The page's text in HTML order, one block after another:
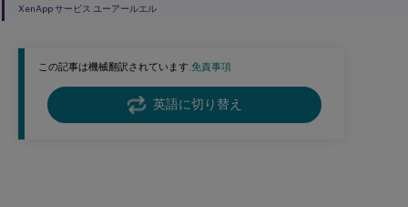
この記事は機械翻訳されています.免責事項
英語に切り替え
XenApp サービス ユーアールエル